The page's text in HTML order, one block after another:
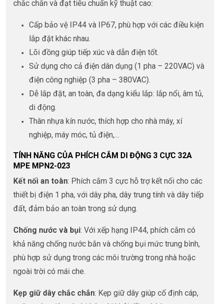
chắc chắn và đạt tiêu chuẩn kỹ thuật cao:
Cấp bảo vệ IP44 và IP67, phù hợp với các điều kiện
lắp đặt khác nhau.
Lõi đồng giúp tiếp xúc và dẫn điện tốt.
Sử dụng cho cả điện dân dụng (1 pha – 220VAC) và
điện công nghiệp (3 pha – 380VAC).
Dễ lắp đặt, an toàn, đa dạng kiểu lắp: lắp nổi, âm tủ,
di động.
Thân nhựa kín nước, thích hợp cho nhà máy, xí
nghiệp, máy móc, tủ điện,…
TÍNH NĂNG CỦA PHÍCH CẮM DI ĐỘNG 3 CỰC 32A
MPE MPN2-023
Kết nối an toàn: Phích cắm 3 cực hỗ trợ kết nối cho các
thiết bị điện 1 pha, với dây pha, dây trung tính và dây tiếp
đất, đảm bảo an toàn trong sử dụng.
Chống nước và bụi: Với xếp hạng IP44, phích cắm có
khả năng chống nước bắn và chống bụi mức trung bình,
phù hợp sử dụng trong các môi trường trong nhà hoặc
ngoài trời có mái che.
Kẹp giữ dây chắc chắn: Kẹp giữ dây giúp cố định cáp,